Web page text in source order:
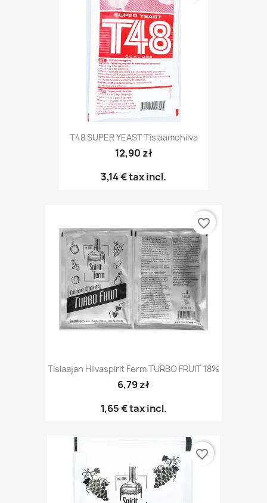
T48 SUPER YEAST Tislaamohiiva
12,90 zł
3,14 €tax incl.
Tislaajan Hiivaspirit Ferm TURBO FRUIT 18%
6,79 zł
1,65 €tax incl.
favorite_border
favorite_border